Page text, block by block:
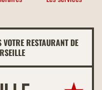
RESTAURANT DE